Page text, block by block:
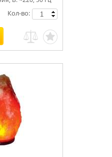
Кол-во: